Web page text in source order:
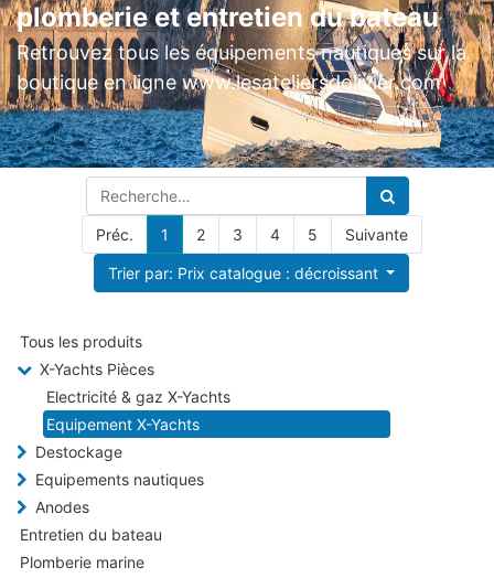
plomberie et entretien du bateau
Retrouvez tous les équipements nautiques sur la
boutique en ligne www.lesateliersdolivier.com
Préc. 1 2 3 4 5 Suivante
Trier par: Prix catalogue : décroissant
Tous les produits
X-Yachts Pièces
Electricité & gaz X-Yachts
Equipement X-Yachts
Destockage
Equipements nautiques
Anodes
Entretien du bateau
Plomberie marine